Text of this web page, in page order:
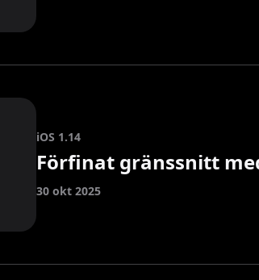
iOS 1.14
Förfinat gränssnitt
30 okt 2025